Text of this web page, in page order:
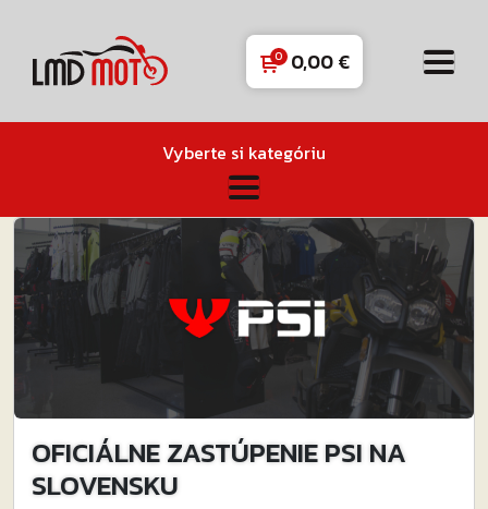
0,00€
Vyberte si kategóriu
OFICIÁLNE ZASTÚPENIE PSI NA
SLOVENSKU